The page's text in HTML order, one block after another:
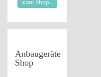
zum Shop..
Anbaugeräte
Shop